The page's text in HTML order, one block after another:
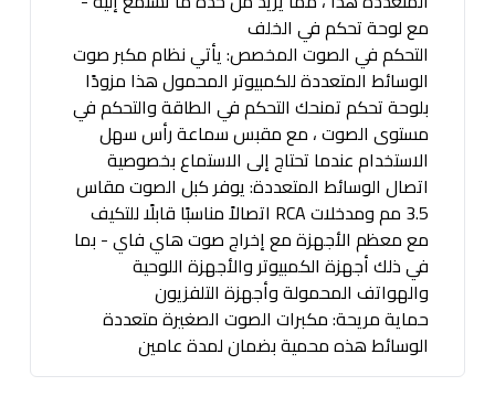
مع لوحة تحكم في الخلف
التحكم في الصوت المخصص: يأتي نظام مكبر صوت
الوسائط المتعددة للكمبيوتر المحمول هذا مزودًا
بلوحة تحكم تمنحك التحكم في الطاقة والتحكم في
مستوى الصوت ، مع مقبس سماعة رأس سهل
الاستخدام عندما تحتاج إلى الاستماع بخصوصية
اتصال الوسائط المتعددة: يوفر كبل الصوت مقاس
3.5 مم ومدخلات RCA اتصالاً مناسبًا قابلًا للتكيف
مع معظم الأجهزة مع إخراج صوت هاي فاي - بما
في ذلك أجهزة الكمبيوتر والأجهزة اللوحية
والهواتف المحمولة وأجهزة التلفزيون
حماية مريحة: مكبرات الصوت الصغيرة متعددة
الوسائط هذه محمية بضمان لمدة عامين